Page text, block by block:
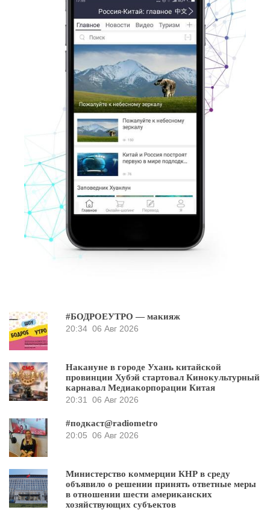
#БОДРОЕУТРО — макияж
20:34 06 Авг 2026
Накануне в городе Ухань китайской
провинции Хубэй стартовал Кинокультурный
карнавал Медиакорпорации Китая
20:31
06 Авг 2026
#подкаст@radiometro
20:05 06 Авг 2026
Министерство коммерции КНР в среду
объявило о решении принять ответные меры
в отношении шести американских
хозяйствующих субъектов